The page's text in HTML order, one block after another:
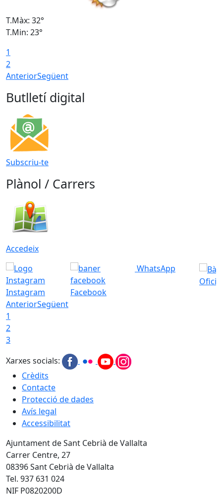
T.Màx: 32°
T.Min: 23°
1
2
AnteriorSegüent
Butlletí digital
Subscriu-te
Plànol / Carrers
Accedeix
Instagram Facebook
WhatsApp
AnteriorSegüent
1
2
3
Xarxes socials:
Crèdits
Contacte
Protecció de dades
Avís legal
Accessibilitat
Ajuntament de Sant Cebrià de Vallalta
Carrer Centre, 27
08396 Sant Cebrià de Vallalta
Tel. 937 631 024
NIF P0820200D